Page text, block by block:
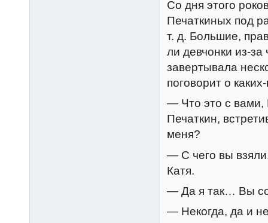
Со дня этого
Печаткиных под
т. д. Большие,
ли девчонки из-
завертывала
поговорит о
— Что это с вами,
Печаткин,
меня?
— С чего вы
Катя.
— Да я так… Вы
— Некогда, да и